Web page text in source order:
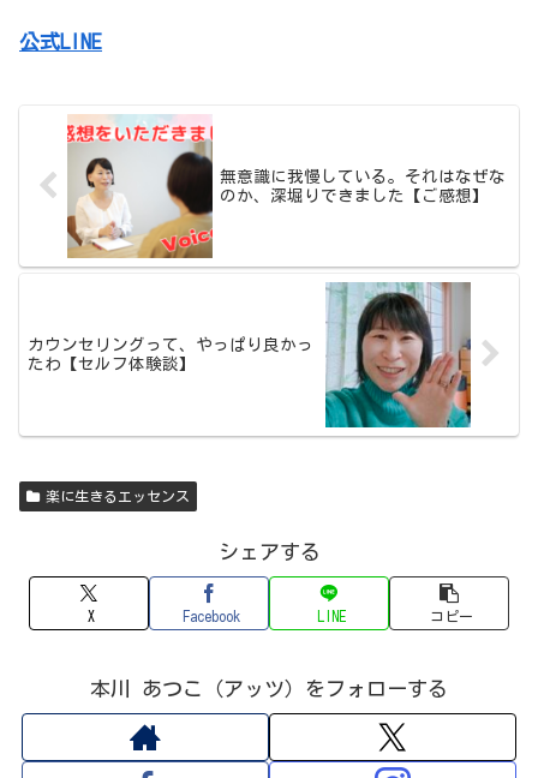
公式LINE
無意識に我慢している。それはなぜな
のか、深堀りできました【ご感想】
カウンセリングって、やっぱり良かっ
たわ【セルフ体験談】
楽に生きるエッセンス
シェアする
X Facebook LINE コピー
本川 あつこ（アッツ）をフォローする